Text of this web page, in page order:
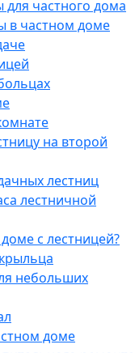
частного дома
в частном доме
на второй
лестниц
лестничной
с лестницей?
небольших
доме